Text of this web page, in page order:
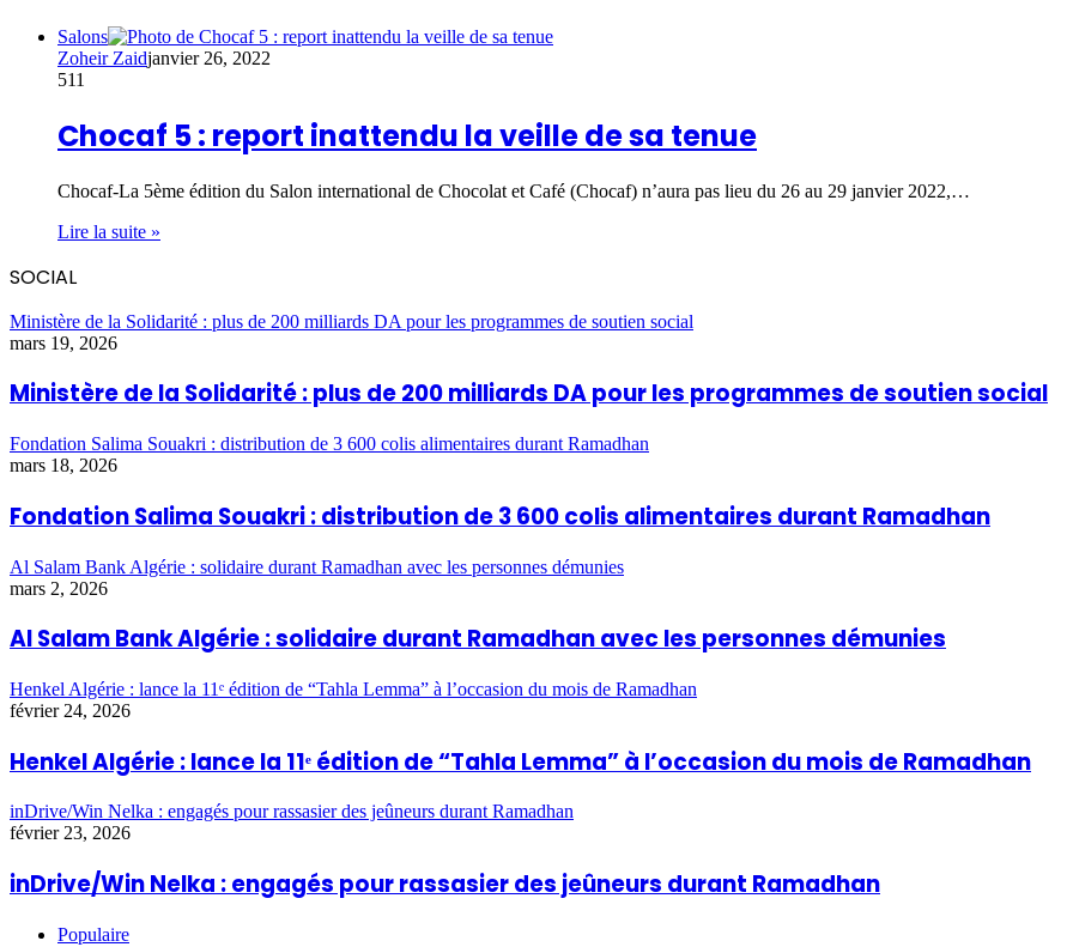
Salons
Zoheir Zaidjanvier 26, 2022
511
Chocaf 5 : report inattendu la veille de sa tenue
Chocaf-La 5ème édition du Salon international de Chocolat et Café (Chocaf) n’aura pas lieu du 26 au 29 janvier 2022,…
Lire la suite »
SOCIAL
Ministère de la Solidarité : plus de 200 milliards DA pour les programmes de soutien social
mars 19, 2026
Ministère de la Solidarité : plus de 200 milliards DA pour les programmes de soutien social
Fondation Salima Souakri : distribution de 3 600 colis alimentaires durant Ramadhan
mars 18, 2026
Fondation Salima Souakri : distribution de 3 600 colis alimentaires durant Ramadhan
Al Salam Bank Algérie : solidaire durant Ramadhan avec les personnes démunies
mars 2, 2026
Al Salam Bank Algérie : solidaire durant Ramadhan avec les personnes démunies
Henkel Algérie : lance la 11ᵉ édition de “Tahla Lemma” à l’occasion du mois de Ramadhan
février 24, 2026
Henkel Algérie : lance la 11ᵉ édition de “Tahla Lemma” à l’occasion du mois de Ramadhan
inDrive/Win Nelka : engagés pour rassasier des jeûneurs durant Ramadhan
février 23, 2026
inDrive/Win Nelka : engagés pour rassasier des jeûneurs durant Ramadhan
Populaire